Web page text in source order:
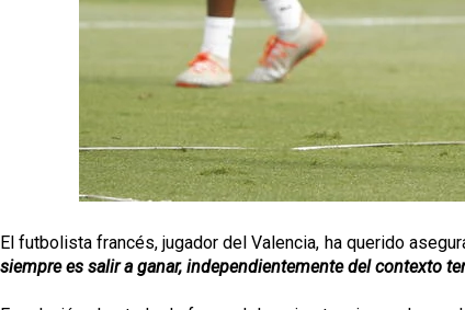
El futbolista francés, jugador del Valencia, ha querido
siempre es salir a ganar, independientemente del contexto